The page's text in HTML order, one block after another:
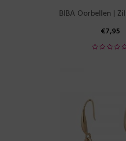
BIBA Oorbellen |
€7,95